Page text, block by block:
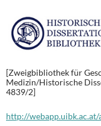
[Zweigbibliothek für
Medizin/Historische
4839/2]
http://